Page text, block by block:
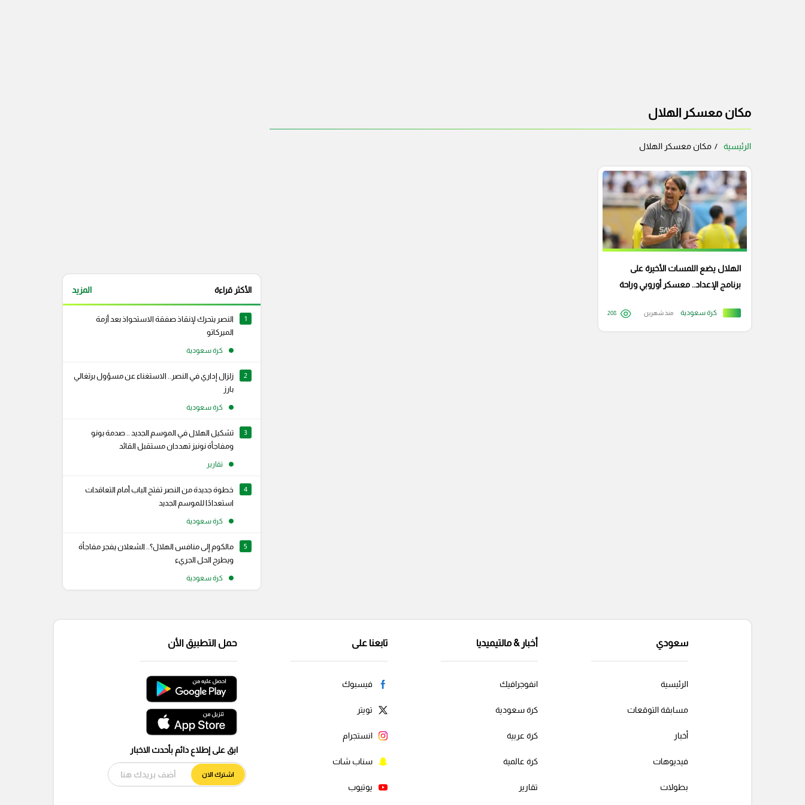
مكان معسكر الهلال
الرئيسية مكان معسكر الهلال
كرة سعودية
الهلال يضع اللمسات الأخيرة على
برنامج الإعداد.. معسكر أوروبي وراحة
منذ شهرين 208
الأكثر قراءة المزيد
1
النصر يتحرك لإنقاذ صفقة الاستحواذ بعد أزمة
الميركاتو
كرة سعودية
2
زلزال إداري في النصر.. الاستغناء عن مسؤول برتغالي
بارز
كرة سعودية
3
تشكيل الهلال في الموسم الجديد .. صدمة بونو
ومفاجأة نونيز تهددان مستقبل القائد
تقارير
4
خطوة جديدة من النصر تفتح الباب أمام التعاقدات
استعدادًا للموسم الجديد
كرة سعودية
5
مالكوم إلى منافس الهلال؟.. الشعلان يفجر مفاجأة
ويطرح الحل الجريء
كرة سعودية
سعودي
الرئيسية
مسابقة التوقعات
أخبار
فيديوهات
بطولات
أخبار & مالتيميديا
انفوجرافيك
كرة سعودية
كرة عربية
كرة عالمية
تقارير
تابعنا على
فيسبوك
تويتر
انستجرام
سناب شات
يوتيوب
حمل التطبيق الأن
ابق على إطلاع دائم بأحدث الاخبار
اشترك الان